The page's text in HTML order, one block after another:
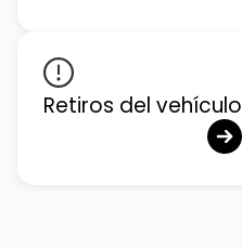
Retiros del vehículo